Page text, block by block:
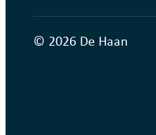
© 2026 De Haan